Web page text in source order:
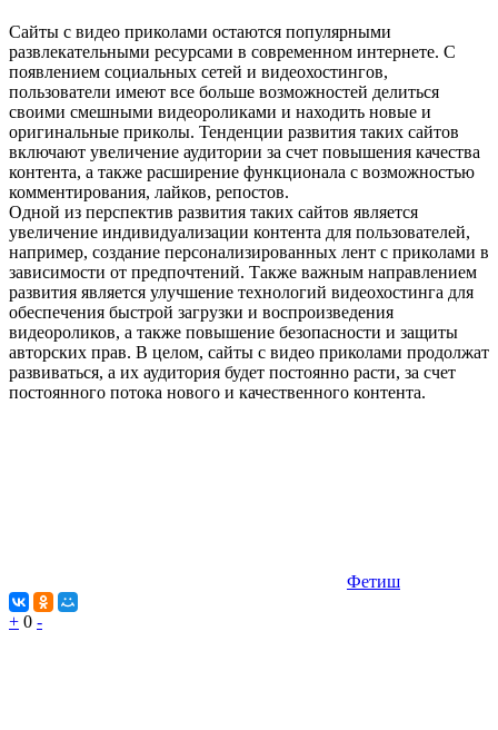
Сайты с видео приколами остаются популярными
развлекательными ресурсами в современном интернете. С
появлением социальных сетей и видеохостингов,
пользователи имеют все больше возможностей делиться
своими смешными видеороликами и находить новые и
оригинальные приколы. Тенденции развития таких сайтов
включают увеличение аудитории за счет повышения качества
контента, а также расширение функционала с возможностью
комментирования, лайков, репостов.
Одной из перспектив развития таких сайтов является
увеличение индивидуализации контента для пользователей,
например, создание персонализированных лент с приколами в
зависимости от предпочтений. Также важным направлением
развития является улучшение технологий видеохостинга для
обеспечения быстрой загрузки и воспроизведения
видеороликов, а также повышение безопасности и защиты
авторских прав. В целом, сайты с видео приколами продолжат
развиваться, а их аудитория будет постоянно расти, за счет
постоянного потока нового и качественного контента.
Фетиш
+ 0 -